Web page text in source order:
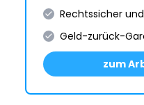
Rechtssicher
Geld-zurück-
zum